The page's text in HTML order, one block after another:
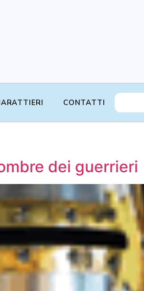
CONTATTI
dei guerrieri